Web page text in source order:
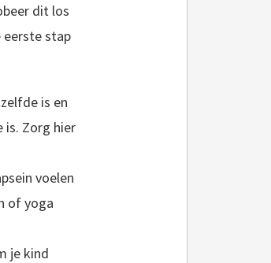
dit los
eerste stap
is en
is. Zorg hier
voelen
of yoga
je kind